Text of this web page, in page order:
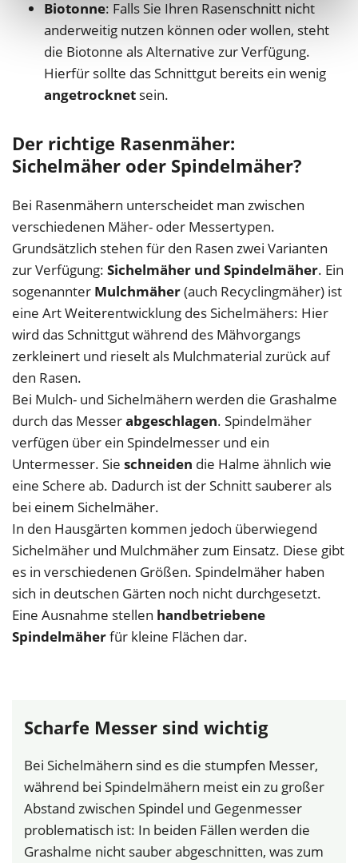
Biotonne: Falls Sie Ihren Rasenschnitt nicht
anderweitig nutzen können oder wollen, steht
die Biotonne als Alternative zur Verfügung.
Hierfür sollte das Schnittgut bereits ein wenig
angetrocknet sein.
Der richtige Rasenmäher:
Sichelmäher oder Spindelmäher?
Bei Rasenmähern unterscheidet man zwischen
verschiedenen Mäher- oder Messertypen.
Grundsätzlich stehen für den Rasen zwei Varianten
zur Verfügung: Sichelmäher und Spindelmäher. Ein
sogenannter Mulchmäher(auch Recyclingmäher) ist
eine Art Weiterentwicklung des Sichelmähers: Hier
wird das Schnittgut während des Mähvorgangs
zerkleinert und rieselt als Mulchmaterial zurück auf
den Rasen.
Bei Mulch- und Sichelmähern werden die Grashalme
durch das Messerabgeschlagen. Spindelmäher
verfügen über ein Spindelmesser und ein
Untermesser. Sie schneiden die Halme ähnlich wie
eine Schere ab. Dadurch ist der Schnitt sauberer als
bei einem Sichelmäher.
In den Hausgärten kommen jedoch überwiegend
Sichelmäher und Mulchmäher zum Einsatz. Diese gibt
es in verschiedenen Größen. Spindelmäher haben
sich in deutschen Gärten noch nicht durchgesetzt.
Eine Ausnahme stellen handbetriebene
Spindelmäherfür kleine Flächen dar.
Scharfe Messer sind wichtig
Bei Sichelmähern sind es die stumpfen Messer,
während bei Spindelmähern meist ein zu großer
Abstand zwischen Spindel und Gegenmesser
problematisch ist: In beiden Fällen werden die
Grashalme nicht sauber abgeschnitten, was zum